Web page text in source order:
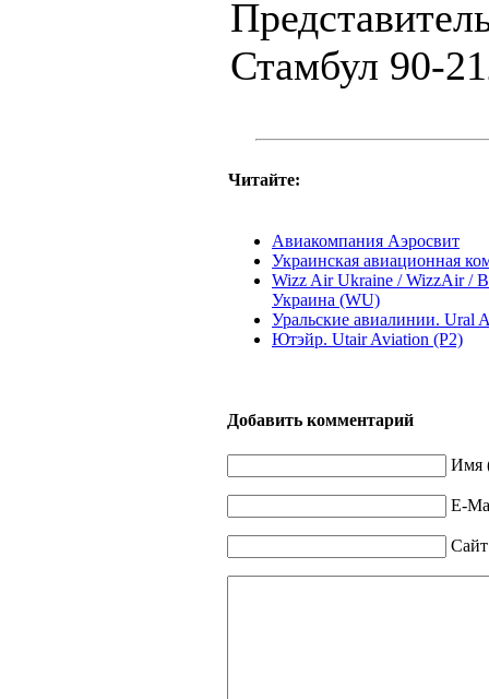
Стамбул 90-
Читайте:
Авиакомпания Аэросвит
Украинская авиационная
Wizz Air Ukraine / WizzAir /
Украина (WU)
Уральские авиалинии. Ural
Ютэйр. Utair Aviation (P2)
Добавить комментарий
Имя
E-
Сайт